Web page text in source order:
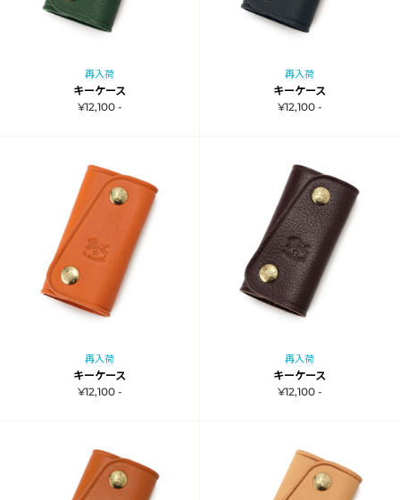
再入荷
キーケース
¥12,100 -
再入荷
キーケース
¥12,100 -
再入荷
キーケース
¥12,100 -
再入荷
キーケース
¥12,100 -